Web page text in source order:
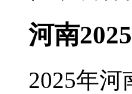
河南
2025年